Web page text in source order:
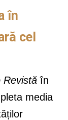
în
cel
Revistă în
media